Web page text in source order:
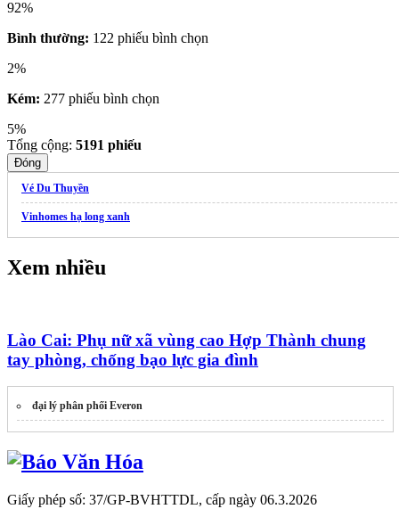
92%
Bình thường: 122 phiếu bình chọn
2%
Kém: 277 phiếu bình chọn
5%
Tổng cộng: 5191 phiếu
Đóng
Vé Du Thuyền
Vinhomes hạ long xanh
Xem nhiều
Lào Cai: Phụ nữ xã vùng cao Hợp Thành chung
tay phòng, chống bạo lực gia đình
đại lý phân phối Everon
Giấy phép số: 37/GP-BVHTTDL, cấp ngày 06.3.2026